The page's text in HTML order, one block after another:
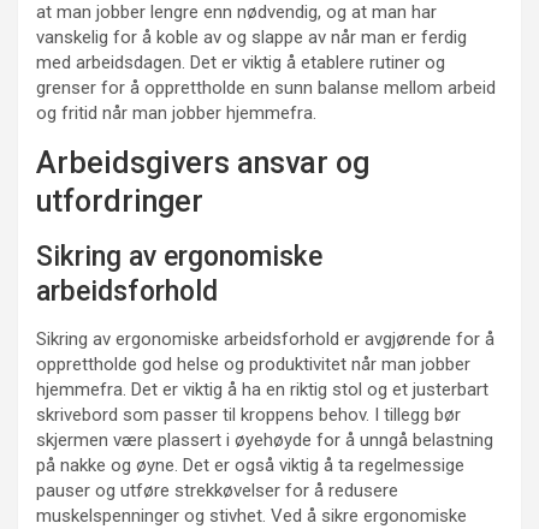
at man jobber lengre enn nødvendig, og at man har
vanskelig for å koble av og slappe av når man er ferdig
med arbeidsdagen. Det er viktig å etablere rutiner og
grenser for å opprettholde en sunn balanse mellom arbeid
og fritid når man jobber hjemmefra.
Arbeidsgivers ansvar og
utfordringer
Sikring av ergonomiske
arbeidsforhold
Sikring av ergonomiske arbeidsforhold er avgjørende for å
opprettholde god helse og produktivitet når man jobber
hjemmefra. Det er viktig å ha en riktig stol og et justerbart
skrivebord som passer til kroppens behov. I tillegg bør
skjermen være plassert i øyehøyde for å unngå belastning
på nakke og øyne. Det er også viktig å ta regelmessige
pauser og utføre strekkøvelser for å redusere
muskelspenninger og stivhet. Ved å sikre ergonomiske